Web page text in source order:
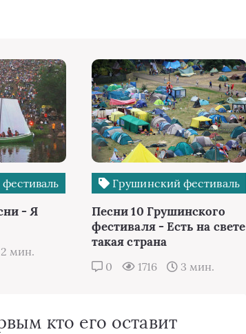
- Я
2 мин.
Грушинский фестиваль
Песни 10 Грушинского
фестиваля - Есть на свете
такая страна
0 1716 3 мин.
кто его оставит